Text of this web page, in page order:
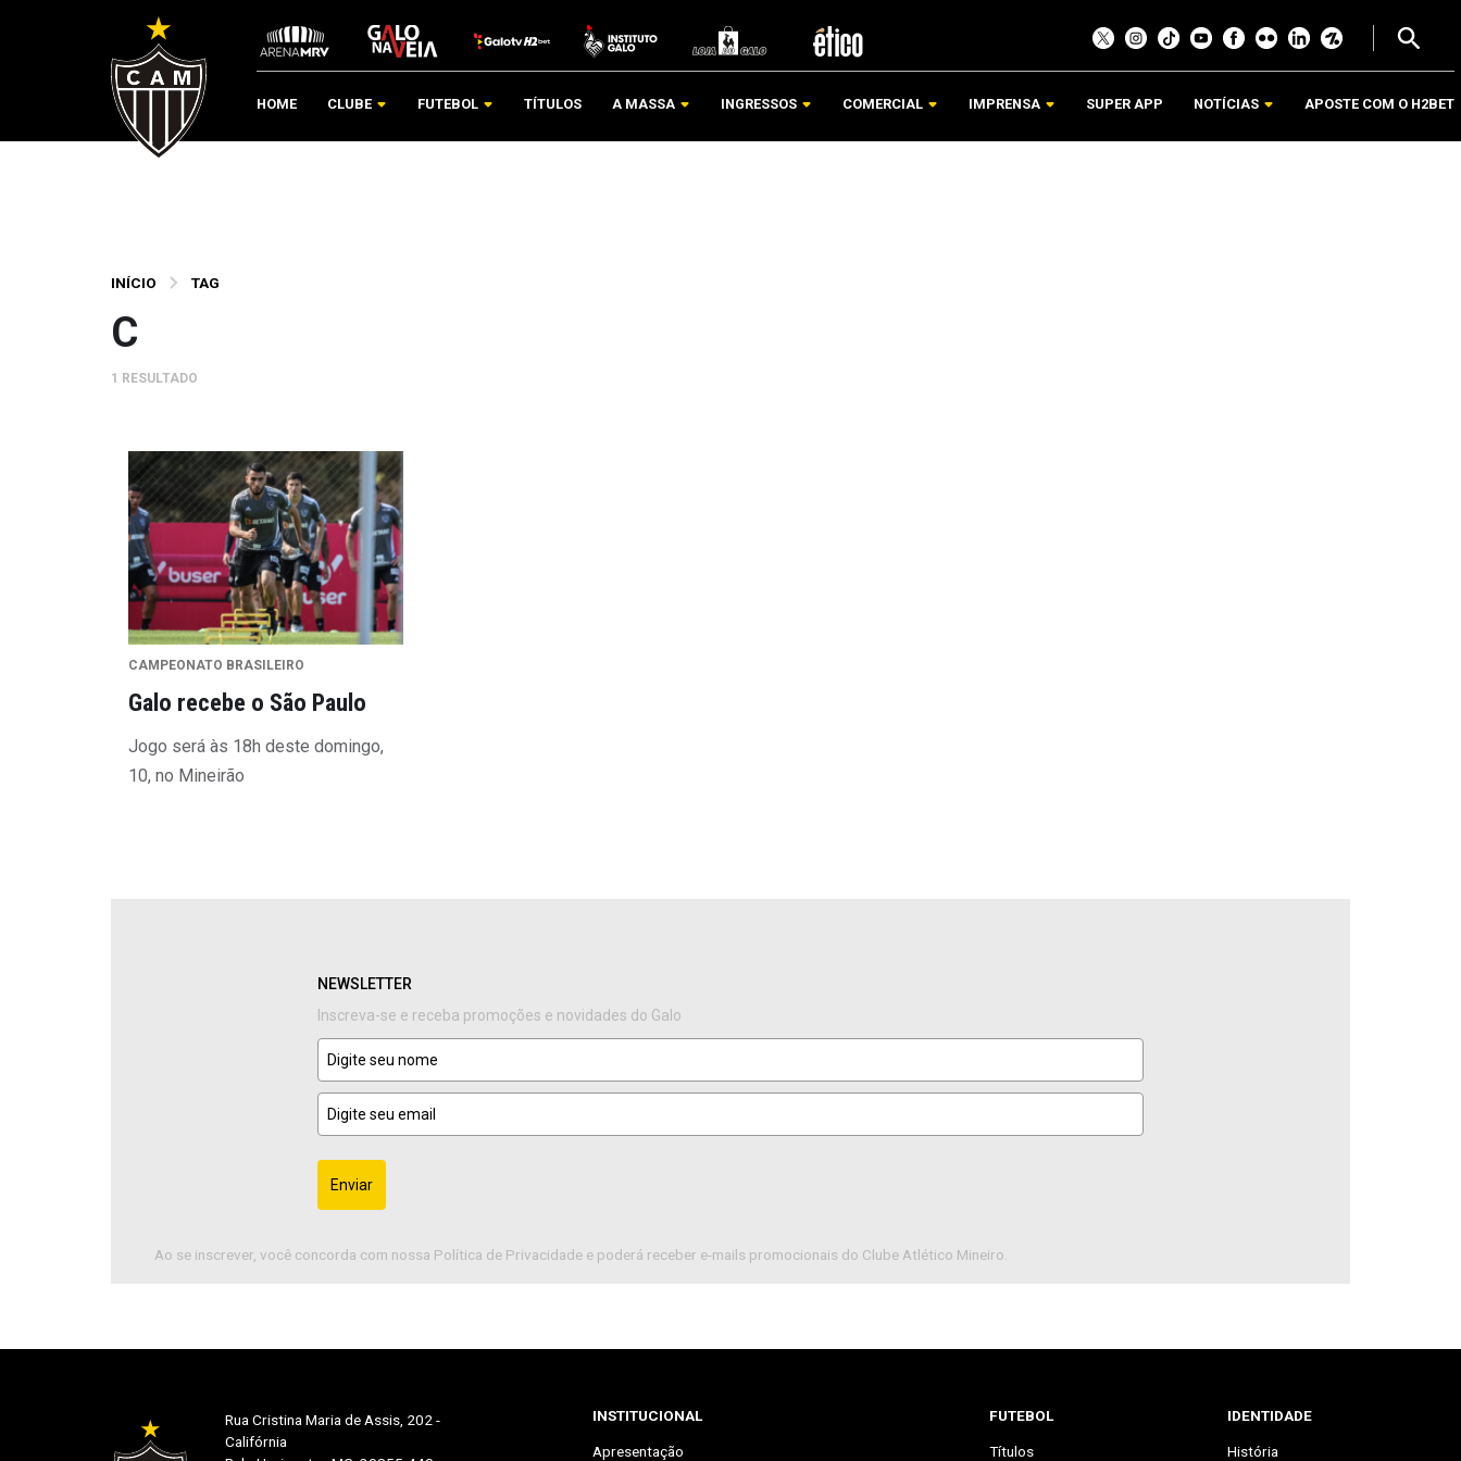
HOME CLUBE FUTEBOL TÍTULOS A MASSA INGRESSOS COMERCIAL IMPRENSA SUPER APP NOTÍCIAS APOSTE COM O H2BET
INÍCIO TAG
C
1 RESULTADO
CAMPEONATO BRASILEIRO
Galo recebe o São Paulo
Jogo será às 18h deste domingo,
10, no Mineirão
NEWSLETTER
Inscreva-se e receba promoções e novidades do Galo
Enviar
Ao se inscrever, você concorda com nossa Política de Privacidade e poderá receber e-mails promocionais do Clube Atlético Mineiro.
Rua Cristina Maria de Assis, 202 -
Califórnia
INSTITUCIONAL
Apresentação
FUTEBOL
Títulos
IDENTIDADE
História